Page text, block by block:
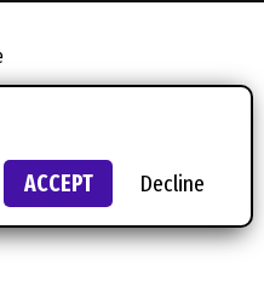
ACCEPT
Decline